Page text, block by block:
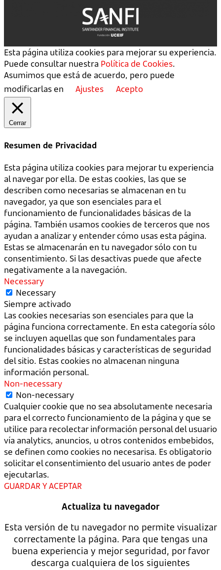
Esta página utiliza cookies para mejorar su experiencia.
Puede consultar nuestra Política de Cookies.
Asumimos que está de acuerdo, pero puede
modificarlas en
Ajustes Acepto
Cerrar
Resumen de Privacidad
Esta página utiliza cookies para mejorar tu experiencia
al navegar por ella. De estas cookies, las que se
describen como necesarias se almacenan en tu
navegador, ya que son esenciales para el
funcionamiento de funcionalidades básicas de la
página. También usamos cookies de terceros que nos
ayudan a analizar y entender cómo usas esta página.
Estas se almacenarán en tu navegador sólo con tu
consentimiento. Si las desactivas puede que afecte
negativamente a la navegación.
Necessary
Necessary
Siempre activado
Las cookies necesarias son esenciales para que la
página funciona correctamente. En esta categoría sólo
se incluyen aquellas que son fundamentales para
funcionalidades básicas y características de seguridad
del sitio. Estas cookies no almacenan ninguna
información personal.
Non-necessary
Non-necessary
Cualquier cookie que no sea absolutamente necesaria
para el correcto funcionamiento de la página y que se
utilice para recolectar información personal del usuario
vía analytics, anuncios, u otros contenidos embebidos,
se definen como cookies no necesarisa. Es obligatorio
solicitar el consentimiento del usuario antes de poder
ejecutarlas.
GUARDAR Y ACEPTAR
Actualiza tu navegador
Esta versión de tu navegador no permite visualizar
correctamente la página. Para que tengas una
buena experiencia y mejor seguridad, por favor
descarga cualquiera de los siguientes